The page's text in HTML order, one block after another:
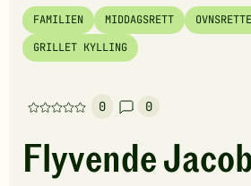
FAMILIEN MIDDAGSRETT
GRILLET KYLLING
0
Denne
har
foreløpig
0
Flyvende